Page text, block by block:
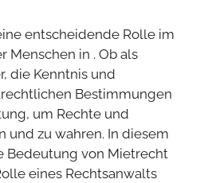
entscheidende Rolle im
Menschen in . Ob als
die Kenntnis und
Bestimmungen
um Rechte und
und zu wahren. In diesem
Bedeutung von Mietrecht
eines Rechtsanwalts